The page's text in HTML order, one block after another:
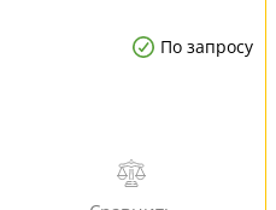
По запросу